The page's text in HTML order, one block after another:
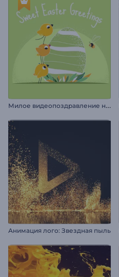
М
илое видеопоздравление на Пасху
Анимация лого: Звездная пыль